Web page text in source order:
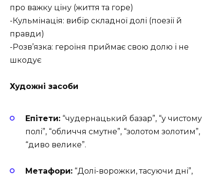
про важку ціну (життя та горе)
-Кульмінація: вибір складної долі (поезії й
правди)
-Розв’язка: героїня приймає свою долю і не
шкодує
Художні засоби
Епітети: “чудернацький базар”, “у чистому
полі”, “обличчя смутне”, “золотом золотим”,
“диво велике”.
Метафори: “Долі-ворожки, тасуючи дні”,